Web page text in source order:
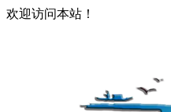
欢迎访问本站！